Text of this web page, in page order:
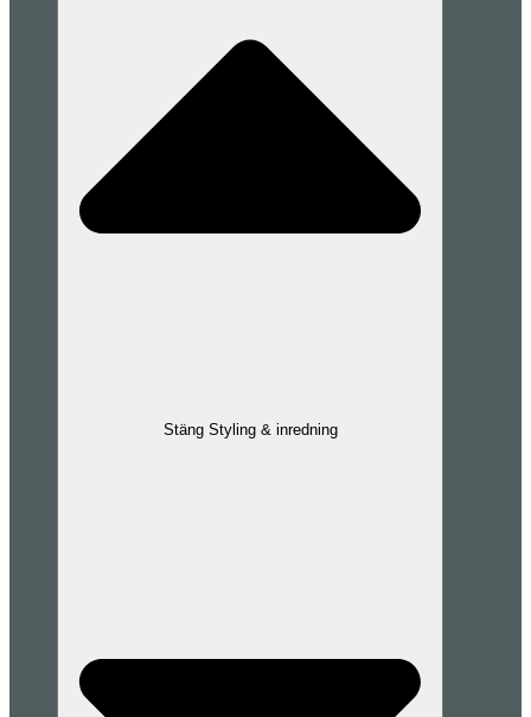
Stäng Styling & inredning